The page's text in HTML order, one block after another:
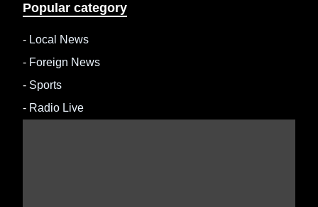
Popular category
- Local News
- Foreign News
- Sports
- Radio Live